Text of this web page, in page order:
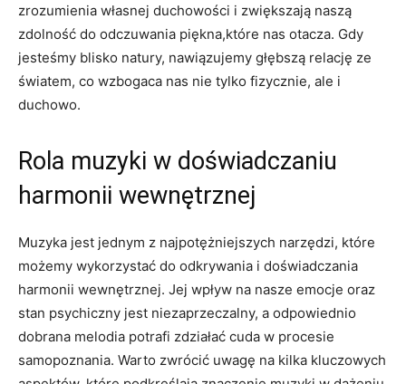
zrozumienia własnej duchowości i zwiększają naszą
zdolność do odczuwania piękna,które nas otacza. Gdy
jesteśmy blisko natury, nawiązujemy głębszą relację ze
światem, co wzbogaca nas nie tylko fizycznie, ale i
duchowo.
Rola muzyki w doświadczaniu
harmonii wewnętrznej
Muzyka jest jednym z najpotężniejszych narzędzi, które
możemy wykorzystać do odkrywania i doświadczania
harmonii wewnętrznej. Jej wpływ na nasze emocje oraz
stan psychiczny jest niezaprzeczalny, a odpowiednio
dobrana melodia potrafi zdziałać cuda w procesie
samopoznania. Warto zwrócić uwagę na kilka kluczowych